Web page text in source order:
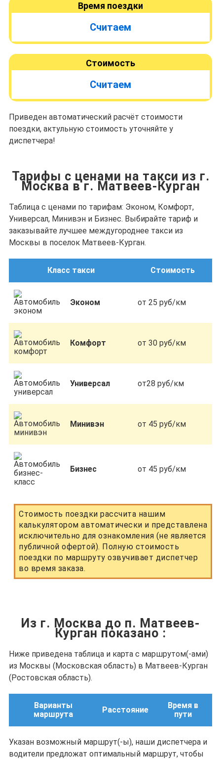
Время поездки
Считаем
Стоимость
Считаем
Приведен автоматический расчёт стоимости
поездки, актульную стоимость уточняйте у
диспетчера!
Тарифы с ценами на такси из г.
Москва в г. Матвеев-Курган
Таблица с ценами по тарифам: Эконом, Комфорт,
Универсал, Минивэн и Бизнес. Выбирайте тариф и
заказывайте лучшее междугороднее такси из
Москвы в поселок Матвеев-Курган.
Класс такси Стоимость
Эконом от 25 руб/км
Комфорт от 30 руб/км
Универсал от28 руб/км
Минивэн от 45 руб/км
Бизнес от 45 руб/км
Стоимость поездки рассчита нашим
калькулятором автоматически и представлена
исключительно для ознакомления (не является
публичной офертой). Полную стоимость
поездки по маршруту озвучивает диспетчер
во время заказа.
Из г. Москва до п. Матвеев-
Курган показано :
Ниже приведена таблица и карта с маршрутом(-ами)
из Москвы (Московская область) в Матвеев-Курган
(Ростовская область).
Варианты
маршрута
Расстояние
Время в
пути
Указан возможный маршрут(-ы), наши диспетчера и
водители предложат оптимальный маршрут, чтобы